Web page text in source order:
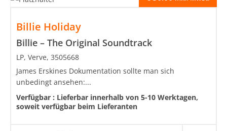
Billie Holiday
Billie – The Original Soundtrack
LP, Verve, 3505668
James Erskines Dokumentation sollte man sich
unbedingt ansehen:...
Verfügbar : Lieferbar innerhalb von 5-10 Werktagen,
soweit verfügbar beim Lieferanten